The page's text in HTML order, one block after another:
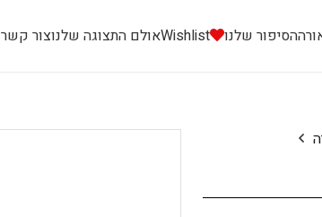
הסיפור שלנו Wishlistאולם התצוגה שלנוצור קשר